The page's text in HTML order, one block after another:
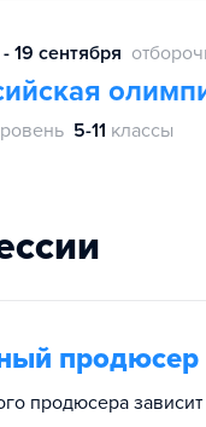
19 сентября
5-11 классы
продюсер
продюсера